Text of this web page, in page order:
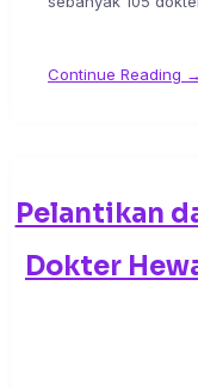
Continue Reading →
Pelantikan
Dokter